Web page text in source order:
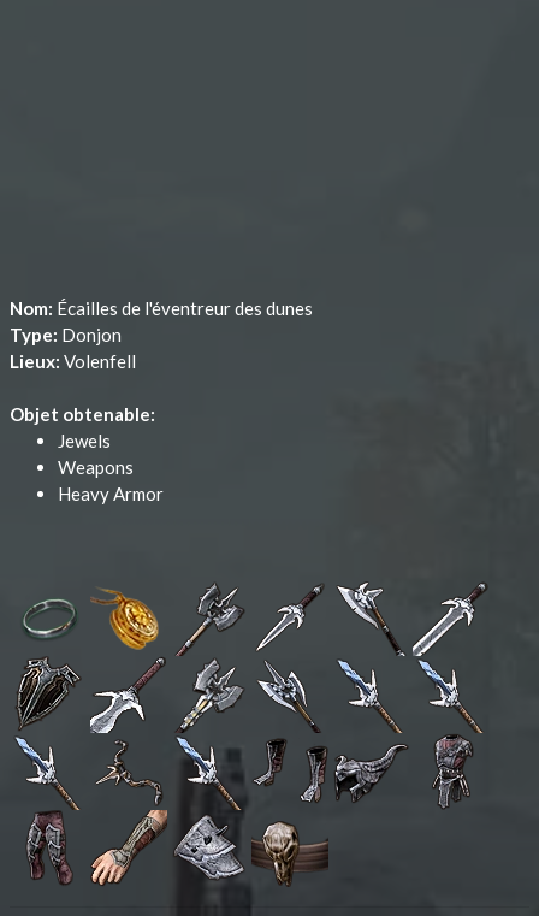
Nom: Écailles de l'éventreur des dunes
Type: Donjon
Lieux: Volenfell
Objet obtenable:
Jewels
Weapons
Heavy Armor